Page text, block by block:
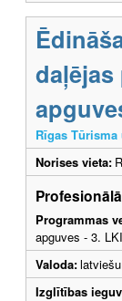
Rīgas
Norises vieta:
Programmas
apguves - 3.
Valoda:
Izglītības